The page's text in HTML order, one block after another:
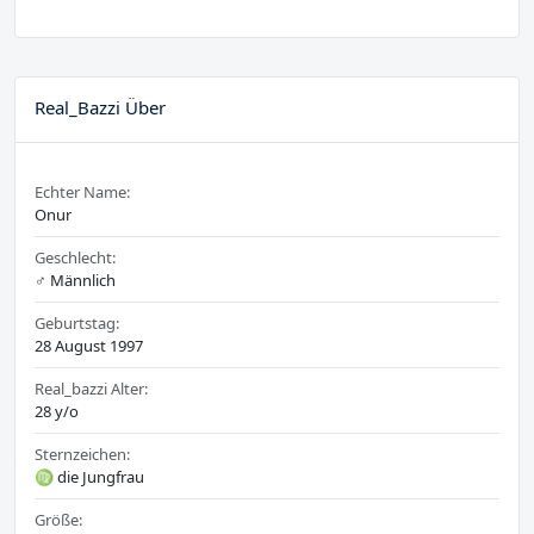
Real_Bazzi Über
Echter Name:
Onur
Geschlecht:
♂️ Männlich
Geburtstag:
28 August 1997
Real_bazzi Alter:
28 y/o
Sternzeichen:
♍ die Jungfrau
Größe: